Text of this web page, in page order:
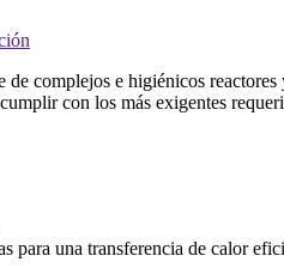
complejos e higiénicos
con los más exigentes
para una transferencia de calor